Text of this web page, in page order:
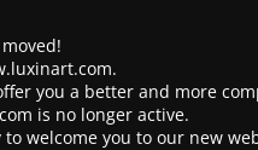
you a better and more
is no longer active.
welcome you to our new